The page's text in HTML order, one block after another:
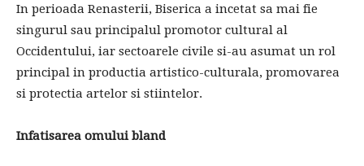
In perioada Renasterii, Biserica a incetat sa mai fie
singurul sau principalul promotor cultural al
Occidentului, iar sectoarele civile si-au asumat un rol
principal in productia artistico-culturala, promovarea
si protectia artelor si stiintelor.
Infatisarea omului bland